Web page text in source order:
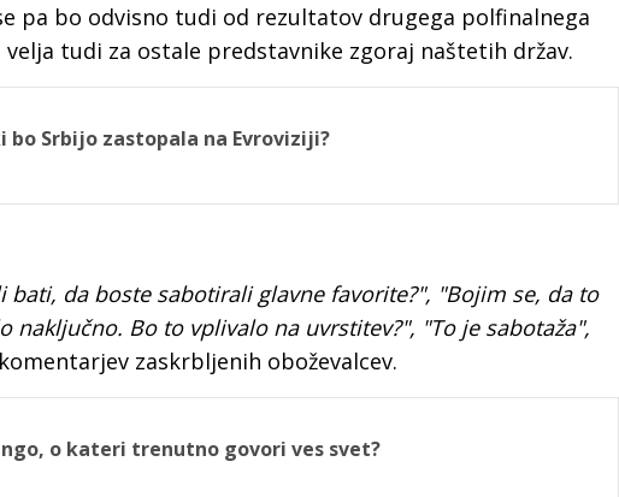
pa bo odvisno tudi od rezultatov drugega polfinalnega
velja tudi za ostale predstavnike zgoraj naštetih držav.
bo Srbijo zastopala na Evroviziji?
bati, da boste sabotirali glavne favorite?", "Bojim se, da to
Bo to vplivalo na uvrstitev?", "To je sabotaža",
zaskrbljenih oboževalcev.
o kateri trenutno govori ves svet?